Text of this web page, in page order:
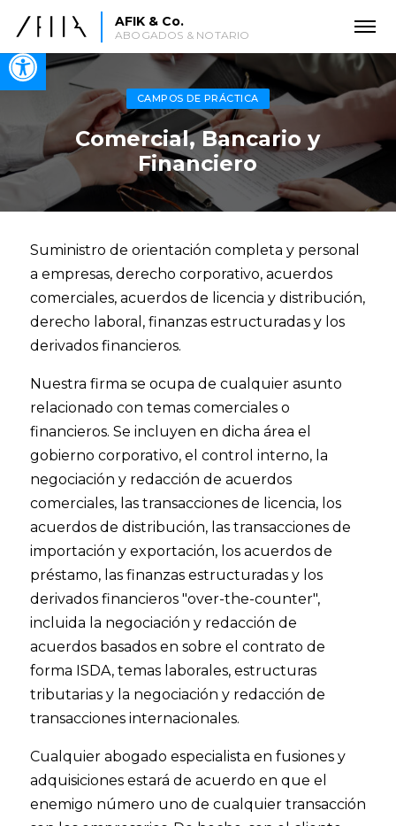
Open toolbar
AFIK & Co.
ABOGADOS & NOTARIO
CAMPOS DE PRÁCTICA
Comercial, Bancario y
Financiero
Suministro de orientación completa y personal
a empresas, derecho corporativo, acuerdos
comerciales, acuerdos de licencia y distribución,
derecho laboral, finanzas estructuradas y los
derivados financieros.
Nuestra firma se ocupa de cualquier asunto
relacionado con temas comerciales o
financieros. Se incluyen en dicha área el
gobierno corporativo, el control interno, la
negociación y redacción de acuerdos
comerciales, las transacciones de licencia, los
acuerdos de distribución, las transacciones de
importación y exportación, los acuerdos de
préstamo, las finanzas estructuradas y los
derivados financieros "over-the-counter",
incluida la negociación y redacción de
acuerdos basados ​​en sobre el contrato de
forma ISDA, temas laborales, estructuras
tributarias y la negociación y redacción de
transacciones internacionales.
Cualquier abogado especialista en fusiones y
adquisiciones estará de acuerdo en que el
enemigo número uno de cualquier transacción